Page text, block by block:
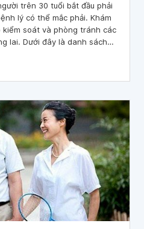
trên 30 tuổi bắt đầu phải
lý có thể mắc phải. Khám
soát và phòng tránh các
lai. Dưới đây là danh sách